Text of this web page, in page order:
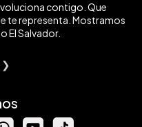
contigo. Que
te representa. Mostramos
El Salvador.
❯